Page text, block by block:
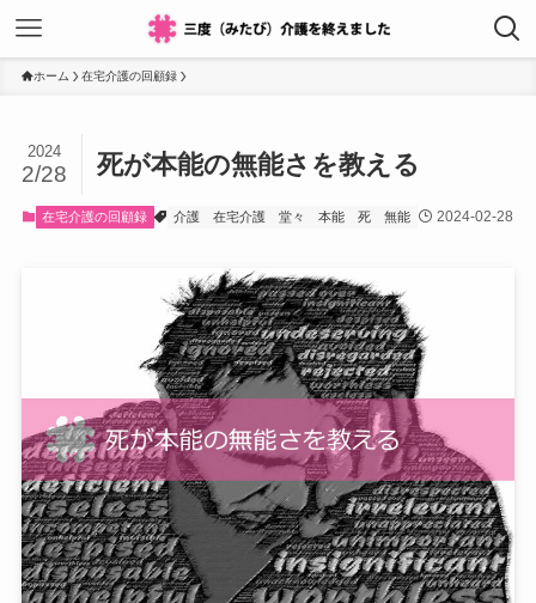
ホーム 在宅介護の回顧録
死が本能の無能さを教える
2024
2/28
在宅介護の回顧録 介護 在宅介護 堂々 本能 死 無能 2024-02-28